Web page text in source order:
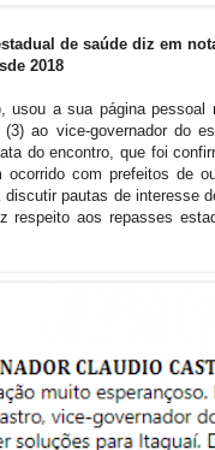
de saúde diz em
2018
usou a sua página pessoal
ao vice-governador do
do encontro, que foi
com prefeitos de
pautas de interesse
respeito aos repasses